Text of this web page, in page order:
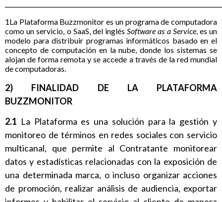
1La Plataforma Buzzmonitor es un programa de computadora
como un servicio, o SaaS, del inglésSoftware as a Service, es un
modelo para distribuir programas informáticos basado en el
concepto de computación en la nube, donde los sistemas se
alojan de forma remota y se accede a través de la red mundial
de computadoras.
2) FINALIDAD DE LA PLATAFORMA
BUZZMONITOR
2.1 La Plataforma es una solución para la gestión y
monitoreo de términos en redes sociales con servicio
multicanal, que permite al Contratante monitorear
datos y estadísticas relacionadas con la exposición de
una determinada marca, o incluso organizar acciones
de promoción, realizar análisis de audiencia, exportar